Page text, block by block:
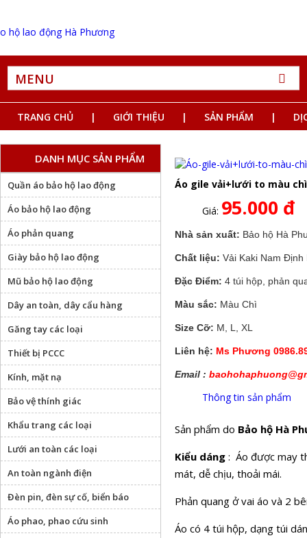
MENU
TRANG CHỦ GIỚI THIỆU SẢN PHẨM
Áo gile vải+lưới to màu
Giá: 95.000 đ
Nhà sản xuất: Bảo hộ Hà
Chất liệu: Vải Kaki Nam
Đặc Điểm: 4 túi hộp, phản
Màu sắc: Màu Chì
Size Cỡ: M, L, XL
Liên hệ: Ms Phương
Email :
Thông tin sản phẩm
Sản phẩm do Bảo hộ Hà
Kiểu dáng : Áo được may
mát, dễ chịu, thoải mái.
Phản quang ở vai áo và 2
Áo có 4 túi hộp, dạng túi
DANH MỤC SẢN PHẨM
Quần áo bảo hộ lao động
Áo bảo hộ lao động
Áo phản quang
Giày bảo hộ lao động
Mũ bảo hộ lao động
Dây an toàn, dây cẩu hàng
Găng tay các loại
Thiết bị PCCC
Kính, mặt nạ
Bảo vệ thính giác
Khẩu trang các loại
Lưới an toàn các loại
An toàn ngành điện
Đèn pin, đèn sự cố, biển báo
Áo phao, phao cứu sinh